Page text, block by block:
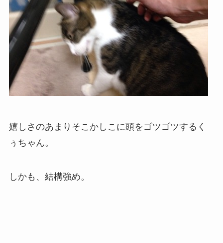
嬉しさのあまりそこかしこに頭をゴツゴツするく
ぅちゃん。
しかも、結構強め。